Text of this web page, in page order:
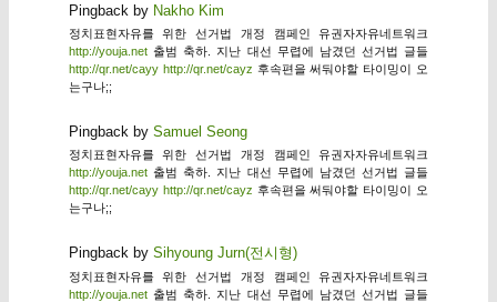
Pingback by Nakho Kim
정치표현자유를 위한 선거법 개정 캠페인 유권자자유네트워크
http://youja.net출범 축하. 지난 대선 무렵에 남겼던 선거법 글들
http://qr.net/cayy http://qr.net/cayz 후속편을 써둬야할 타이밍이 오
는구나;;
Pingback by Samuel Seong
정치표현자유를 위한 선거법 개정 캠페인 유권자자유네트워크
http://youja.net출범 축하. 지난 대선 무렵에 남겼던 선거법 글들
http://qr.net/cayy http://qr.net/cayz 후속편을 써둬야할 타이밍이 오
는구나;;
Pingback by Sihyoung Jurn(전시형)
정치표현자유를 위한 선거법 개정 캠페인 유권자자유네트워크
http://youja.net출범 축하. 지난 대선 무렵에 남겼던 선거법 글들